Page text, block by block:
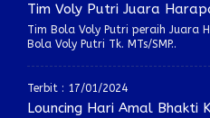
Tim Voly Putri Juara
Tim Bola Voly Putri peraih Juara
Bola Voly Putri Tk. MTs/SMP..
Terbit : 17/01/2024
Louncing Hari Amal Bhakti